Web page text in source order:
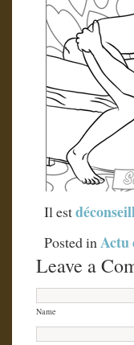
Il est
Posted inActu
Leave a
Name